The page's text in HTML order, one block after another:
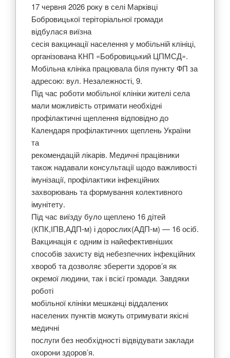
17 червня 2026 року в селі Марківці
Бобровицької теріторіальної громади
відбулася виїзна
сесія вакцинації населення у мобільній клініці,
організована КНП «Бобровицький ЦПМСД».
Мобільна клініка працювала біля пункту ФП за
адресою: вул. Незалежності, 9.
Під час роботи мобільної клініки жителі села
мали можливість отримати необхідні
профілактичні щеплення відповідно до
Календаря профілактичних щеплень України
та
рекомендацій лікарів. Медичні працівники
також надавали консультації щодо важливості
імунізації, профілактики інфекційних
захворювань та формування колективного
імунітету.
Під час виїзду було щеплено 16 дітей
(КПК,ІПВ,АДП-м) і дорослих(АДП-м) — 16 осіб.
Вакцинація є одним із найефективніших
способів захисту від небезпечних інфекційних
хвороб та дозволяє зберегти здоров’я як
окремої людини, так і всієї громади. Завдяки
роботі
мобільної клініки мешканці віддалених
населених пунктів можуть отримувати якісні
медичні
послуги без необхідності відвідувати заклади
охорони здоров’я.